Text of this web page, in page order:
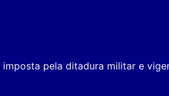
pela ditadura militar e